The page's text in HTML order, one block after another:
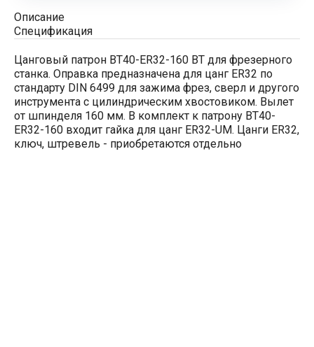
Описание
Спецификация
Цанговый патрон BT40-ER32-160 BT для фрезерного
станка. Оправка предназначена для цанг ER32 по
стандарту DIN 6499 для зажима фрез, сверл и другого
инструмента с цилиндрическим хвостовиком. Вылет
от шпинделя 160 мм. В комплект к патрону BT40-
ER32-160 входит гайка для цанг ER32-UM. Цанги ER32,
ключ, штревель - приобретаются отдельно